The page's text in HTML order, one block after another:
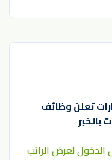
تعلن وظائف
لعرض الراتب